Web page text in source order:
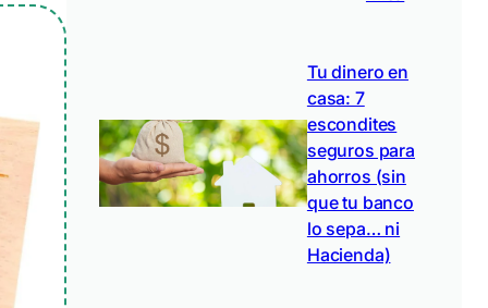
Tu dinero en
casa: 7
escondites
seguros para
ahorros (sin
que tu banco
lo sepa… ni
Hacienda)